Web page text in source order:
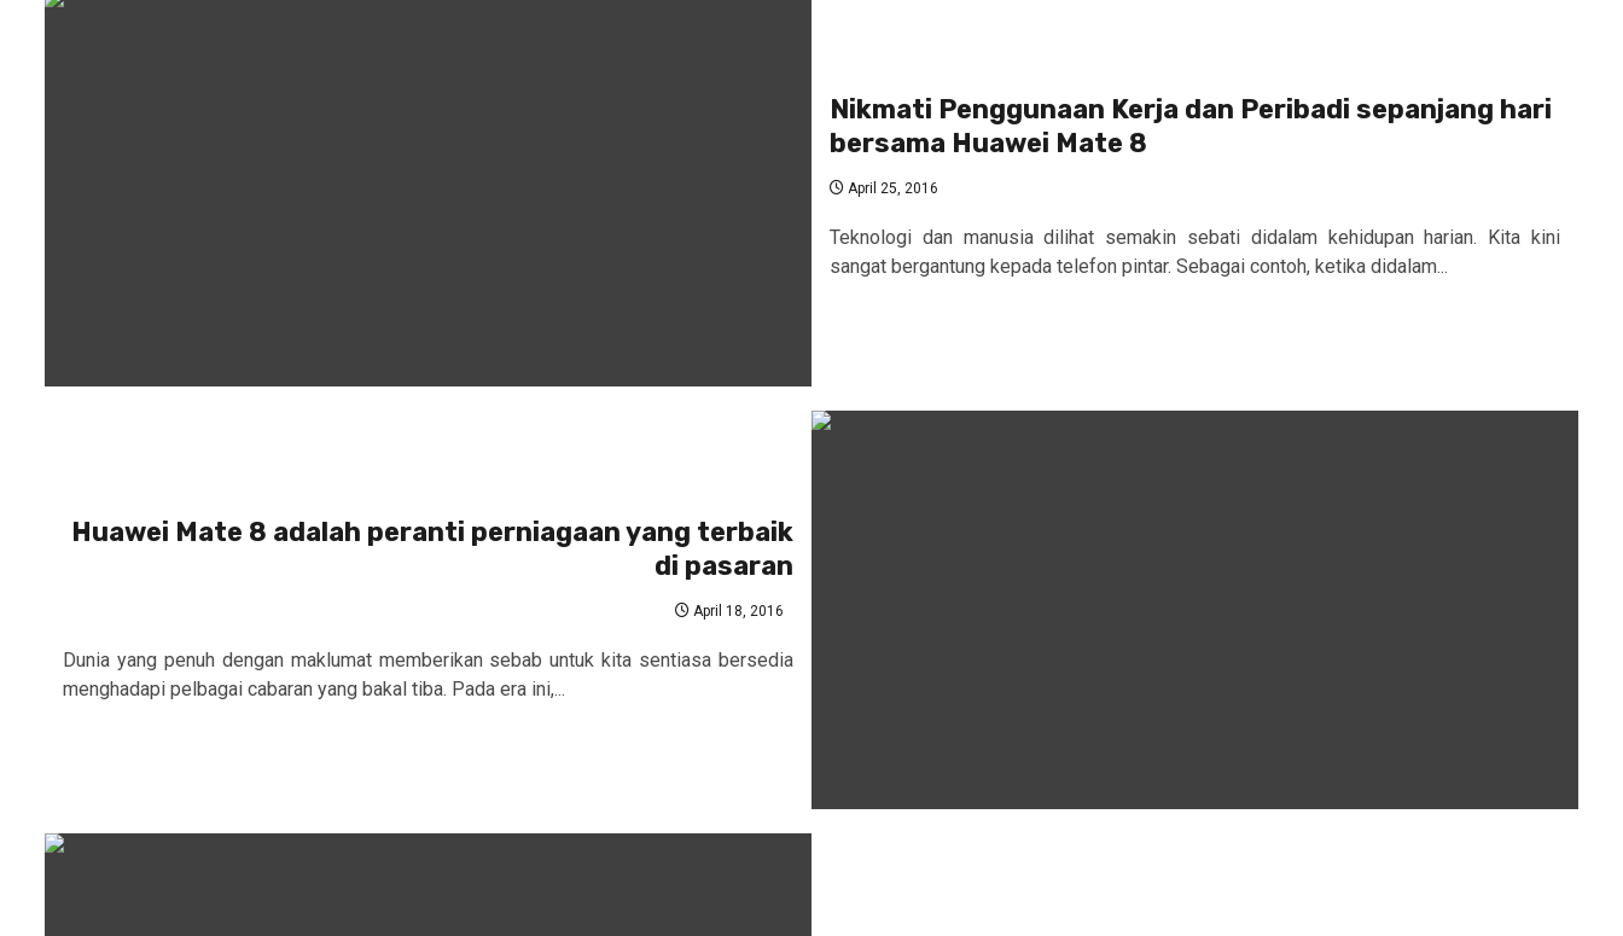
Nikmati Penggunaan Kerja dan Peribadi sepanjang hari
bersama Huawei Mate 8
April 25, 2016
Teknologi dan manusia dilihat semakin sebati didalam kehidupan harian. Kita kini
sangat bergantung kepada telefon pintar. Sebagai contoh, ketika didalam...
Huawei Mate 8 adalah peranti perniagaan yang terbaik
di pasaran
April 18, 2016
Dunia yang penuh dengan maklumat memberikan sebab untuk kita sentiasa bersedia
menghadapi pelbagai cabaran yang bakal tiba. Pada era ini,...